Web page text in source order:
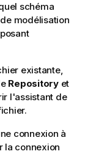
schéma
modélisation
existante,
Repositoryet
l'assistant de
connexion à
la connexion